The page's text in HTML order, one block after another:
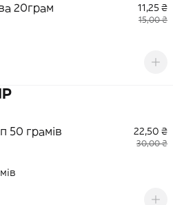
20грам 11,25 ₴
15,00 ₴
50 грамів 22,50 ₴
30,00 ₴